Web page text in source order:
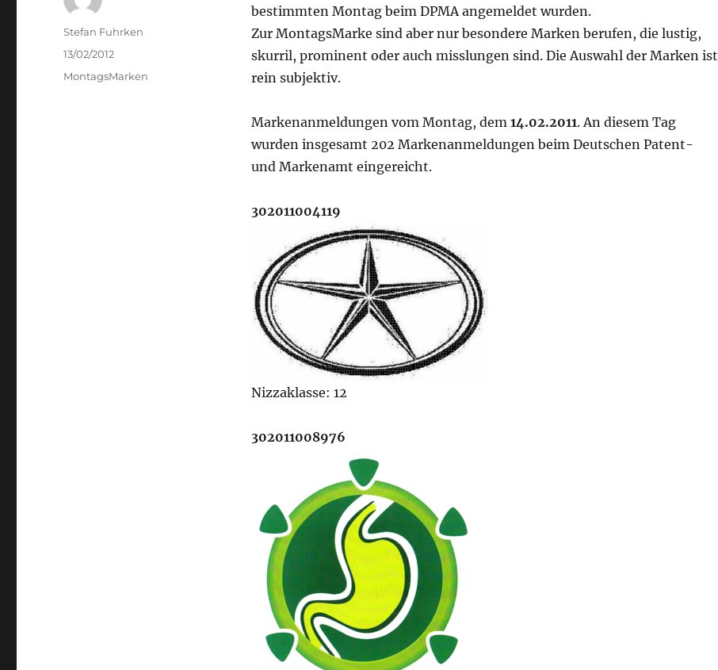
bestimmten Montag beim DPMA angemeldet wurden.
Zur MontagsMarke sind aber nur besondere Marken berufen, die lustig,
skurril, prominent oder auch misslungen sind. Die Auswahl der Marken ist
rein subjektiv.
Markenanmeldungen vom Montag, dem 14.02.2011. An diesem Tag
wurden insgesamt 202 Markenanmeldungen beim Deutschen Patent-
und Markenamt eingereicht.
302011004119
Nizzaklasse: 12
302011008976
Author
Stefan Fuhrken
Posted
13/02/2012
Categories
MontagsMarken